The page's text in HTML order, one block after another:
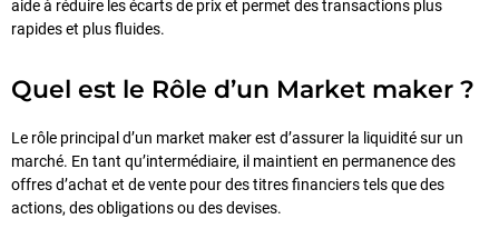
aide à réduire les écarts de prix et permet des transactions plus
rapides et plus fluides.
Quel est le Rôle d’un Market maker ?
Le rôle principal d’un market maker est d’assurer la liquidité sur un
marché. En tant qu’intermédiaire, il maintient en permanence des
offres d’achat et de vente pour des titres financiers tels que des
actions, des obligations ou des devises.